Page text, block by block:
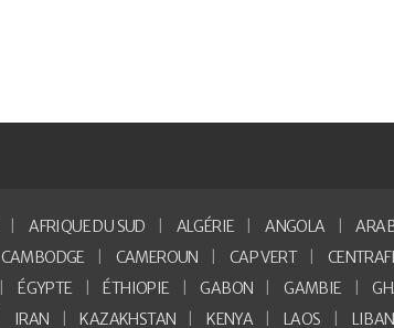
AFRIQUE DU SUD ALGÉRIE ANGOLA
CAMBODGE CAMEROUN CAP VERT
ÉGYPTE ÉTHIOPIE GABON GAMBIE
IRAN KAZAKHSTAN KENYA LAOS LIBAN